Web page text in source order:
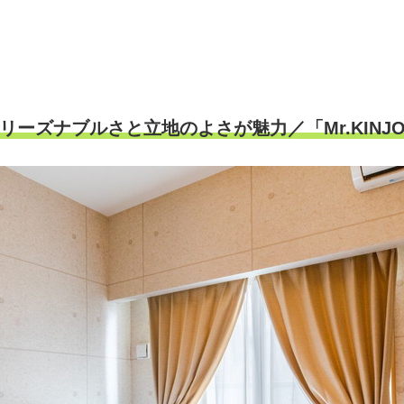
ーズナブルさと立地のよさが魅力／「